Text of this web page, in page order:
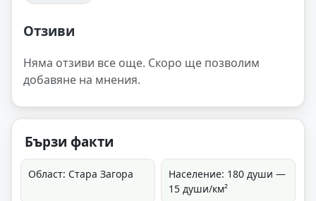
Отзиви
Няма отзиви все още. Скоро ще позволим
добавяне на мнения.
Бързи факти
Област: Стара Загора
Население: 180 души —
15 души/км²